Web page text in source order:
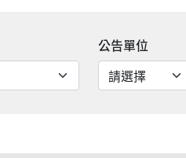
公告單位